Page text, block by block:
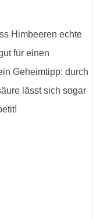
Himbeeren echte
für einen
Geheimtipp: durch
lässt sich sogar